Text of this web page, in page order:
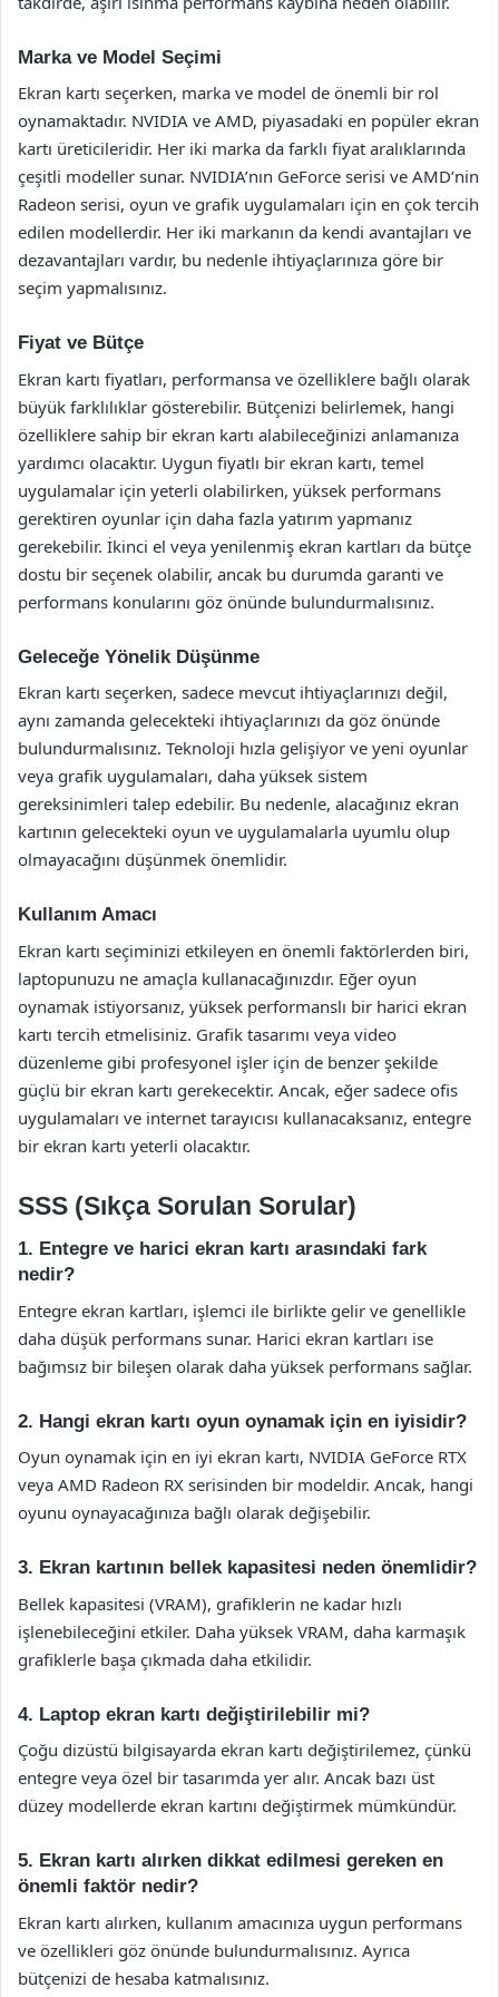
Marka ve Model Seçimi
Ekran kartı seçerken, marka ve model de önemli bir rol
oynamaktadır. NVIDIA ve AMD, piyasadaki en popüler ekran
kartı üreticileridir. Her iki marka da farklı fiyat aralıklarında
çeşitli modeller sunar. NVIDIA’nın GeForce serisi ve AMD’nin
Radeon serisi, oyun ve grafik uygulamaları için en çok tercih
edilen modellerdir. Her iki markanın da kendi avantajları ve
dezavantajları vardır, bu nedenle ihtiyaçlarınıza göre bir
seçim yapmalısınız.
Fiyat ve Bütçe
Ekran kartı fiyatları, performansa ve özelliklere bağlı olarak
büyük farklılıklar gösterebilir. Bütçenizi belirlemek, hangi
özelliklere sahip bir ekran kartı alabileceğinizi anlamanıza
yardımcı olacaktır. Uygun fiyatlı bir ekran kartı, temel
uygulamalar için yeterli olabilirken, yüksek performans
gerektiren oyunlar için daha fazla yatırım yapmanız
gerekebilir. İkinci el veya yenilenmiş ekran kartları da bütçe
dostu bir seçenek olabilir, ancak bu durumda garanti ve
performans konularını göz önünde bulundurmalısınız.
Geleceğe Yönelik Düşünme
Ekran kartı seçerken, sadece mevcut ihtiyaçlarınızı değil,
aynı zamanda gelecekteki ihtiyaçlarınızı da göz önünde
bulundurmalısınız. Teknoloji hızla gelişiyor ve yeni oyunlar
veya grafik uygulamaları, daha yüksek sistem
gereksinimleri talep edebilir. Bu nedenle, alacağınız ekran
kartının gelecekteki oyun ve uygulamalarla uyumlu olup
olmayacağını düşünmek önemlidir.
Kullanım Amacı
Ekran kartı seçiminizi etkileyen en önemli faktörlerden biri,
laptopunuzu ne amaçla kullanacağınızdır. Eğer oyun
oynamak istiyorsanız, yüksek performanslı bir harici ekran
kartı tercih etmelisiniz. Grafik tasarımı veya video
düzenleme gibi profesyonel işler için de benzer şekilde
güçlü bir ekran kartı gerekecektir. Ancak, eğer sadece ofis
uygulamaları ve internet tarayıcısı kullanacaksanız, entegre
bir ekran kartı yeterli olacaktır.
SSS (Sıkça Sorulan Sorular)
1. Entegre ve harici ekran kartı arasındaki fark
nedir?
Entegre ekran kartları, işlemci ile birlikte gelir ve genellikle
daha düşük performans sunar. Harici ekran kartları ise
bağımsız bir bileşen olarak daha yüksek performans sağlar.
2. Hangi ekran kartı oyun oynamak için en iyisidir?
Oyun oynamak için en iyi ekran kartı, NVIDIA GeForce RTX
veya AMD Radeon RX serisinden bir modeldir. Ancak, hangi
oyunu oynayacağınıza bağlı olarak değişebilir.
3. Ekran kartının bellek kapasitesi neden önemlidir?
Bellek kapasitesi (VRAM), grafiklerin ne kadar hızlı
işlenebileceğini etkiler. Daha yüksek VRAM, daha karmaşık
grafiklerle başa çıkmada daha etkilidir.
4. Laptop ekran kartı değiştirilebilir mi?
Çoğu dizüstü bilgisayarda ekran kartı değiştirilemez, çünkü
entegre veya özel bir tasarımda yer alır. Ancak bazı üst
düzey modellerde ekran kartını değiştirmek mümkündür.
5. Ekran kartı alırken dikkat edilmesi gereken en
önemli faktör nedir?
Ekran kartı alırken, kullanım amacınıza uygun performans
ve özellikleri göz önünde bulundurmalısınız. Ayrıca
bütçenizi de hesaba katmalısınız.